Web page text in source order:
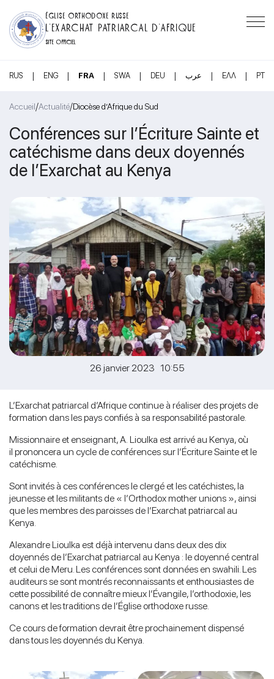
ÉGLISE ORTHODOXE RUSSE
L’EXARCHAT PATRIARCAL D’AFRIQUE
SITE OFFICIEL
RUS | ENG | FRA | SWA | DEU | عرب | ΕΛΛ | PT
Accueil/Actualité/Diocèse d’Afrique du Sud
Conférences sur l’Écriture Sainte et
catéchisme dans deux doyennés
de l’Exarchat au Kenya
26 janvier 2023 10:55
L’Exarchat patriarcal d’Afrique continue à réaliser des projets de
formation dans les pays confiés à sa responsabilité pastorale.
Missionnaire et enseignant, A. Lioulka est arrivé au Kenya, où
il prononcera un cycle de conférences sur l’Écriture Sainte et le
catéchisme.
Sont invités à ces conférences le clergé et les catéchistes, la
jeunesse et les militants de « l’Orthodox mother unions », ainsi
que les membres des paroisses de l’Exarchat patriarcal au
Kenya.
Alexandre Lioulka est déjà intervenu dans deux des dix
doyennés de l’Exarchat patriarcal au Kenya : le doyenné central
et celui de Meru. Les conférences sont données en swahili. Les
auditeurs se sont montrés reconnaissants et enthousiastes de
cette possibilité de connaître mieux l’Évangile, l’orthodoxie, les
canons et les traditions de l’Église orthodoxe russe.
Ce cours de formation devrait être prochainement dispensé
dans tous les doyennés du Kenya.